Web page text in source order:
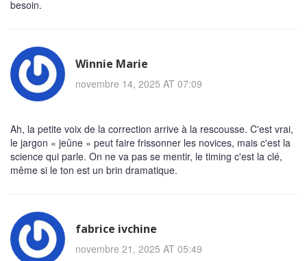
besoin.
Winnie Marie
novembre 14, 2025 AT 07:09
Ah, la petite voix de la correction arrive à la rescousse. C'est vrai,
le jargon « jeûne » peut faire frissonner les novices, mais c'est la
science qui parle. On ne va pas se mentir, le timing c'est la clé,
même si le ton est un brin dramatique.
fabrice ivchine
novembre 21, 2025 AT 05:49